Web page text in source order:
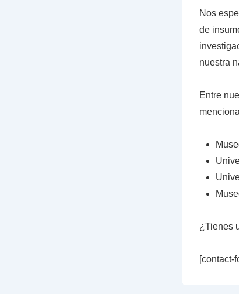
Nos
de
nuestra
Entre
¿Tienes
[contact-